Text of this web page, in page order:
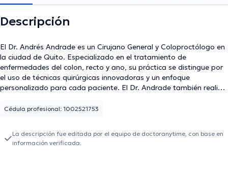
Descripción
El Dr. Andrés Andrade es un Cirujano General y Coloproctólogo en
la ciudad de Quito. Especializado en el tratamiento de
enfermedades del colon, recto y ano, su práctica se distingue por
el uso de técnicas quirúrgicas innovadoras y un enfoque
personalizado para cada paciente. El Dr. Andrade también realiza
eficacia. Su compromiso con la excelencia médica y la atención
Cédula profesional: 1002521753
La descripción fue editada por el equipo de doctoranytime, con base en
información verificada.